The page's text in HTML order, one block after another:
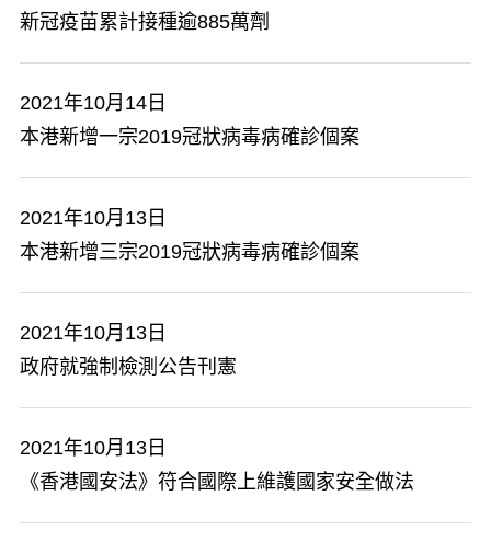
新冠疫苗累計接種逾885萬劑
2021年10月14日
本港新增一宗2019冠狀病毒病確診個案
2021年10月13日
本港新增三宗2019冠狀病毒病確診個案
2021年10月13日
政府就強制檢測公告刊憲
2021年10月13日
《香港國安法》符合國際上維護國家安全做法